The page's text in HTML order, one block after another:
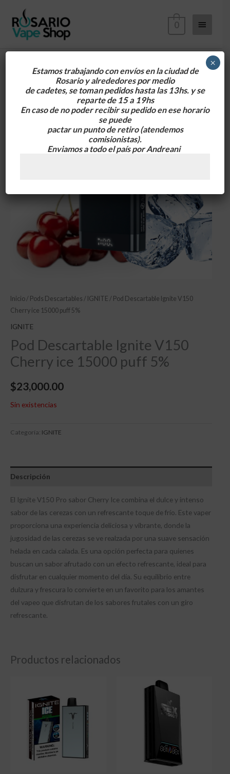
contenido
0
Inicio/ Pods Descartables / IGNITE / Pod Descartable Ignite V150
Cherry ice 15000 puff 5%
IGNITE
Pod Descartable Ignite V150
Cherry ice 15000 puff 5%
$23,000.00
Sin existencias
Categoría: IGNITE
Descripción
El Ignite V150 Pro sabor Cherry Ice combina el dulce y intenso
sabor de las cerezas con un refrescante toque de frío. Este vaper
proporciona una experiencia deliciosa y vibrante, donde la
jugosidad de las cerezas se ve realzada por una suave sensación
helada en cada calada. Es una opción perfecta para quienes
buscan un sabor afrutado con un efecto refrescante, ideal para
disfrutar en cualquier momento del día. Su equilibrio entre
dulzura y frescura lo convierte en un favorito para los amantes
del vapeo que disfrutan de los sabores frutales con un giro
refrescante.
Productos relacionados
Estamos trabajando con envíos en la ciudad de
Rosario y alrededorespor medio
de cadetes, se toman pedidos hasta las 13hs. y se
reparte de 15 a 19hs
En caso de no poder recibir su pedido en ese horario
se puede
pactar un punto de retiro(atendemos
comisionistas).
Enviamos a todo el país por Andreani
×